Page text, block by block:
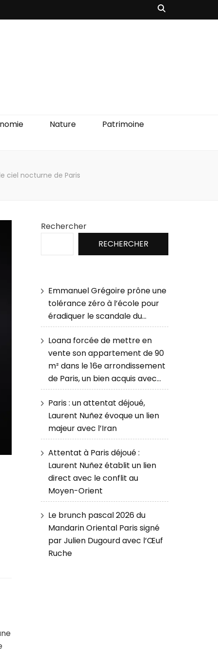
Nature
Patrimoine
ciel nocturne de Paris
Rechercher
RECHERCHER
Emmanuel Grégoire prône une
tolérance zéro à l’école pour
éradiquer le scandale du…
Loana forcée de mettre en
vente son appartement de 90
m² dans le 16e arrondissement
de Paris, un bien acquis avec…
Paris : un attentat déjoué,
Laurent Nuñez évoque un lien
majeur avec l’Iran
Attentat à Paris déjoué :
Laurent Nuñez établit un lien
direct avec le conflit au
Moyen-Orient
Le brunch pascal 2026 du
Mandarin Oriental Paris signé
par Julien Dugourd avec l’Œuf
Ruche